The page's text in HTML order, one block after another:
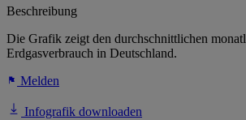
Beschreibung
Die Grafik zeigt den durchschnittlichen
Erdgasverbrauch in Deutschland.
Melden
Infografik downloaden